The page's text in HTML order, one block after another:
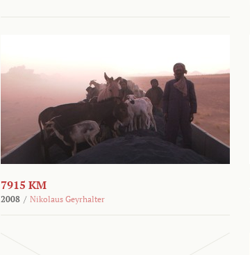
7915 KM
2008 / Nikolaus Geyrhalter